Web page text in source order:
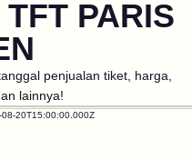
PARIS
penjualan tiket, harga,
lainnya!
08-20T15:00:00.000Z